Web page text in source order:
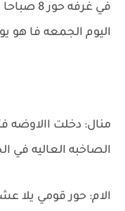
في غرفه
اليوم الجمعه فا هو
منال: دخلت االاوضه
الصاخبه العاليه في
الام: حور قومي يلا